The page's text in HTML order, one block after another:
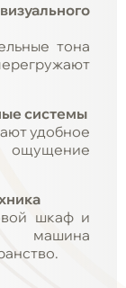
тона
системы
удобное
шкаф и
машина